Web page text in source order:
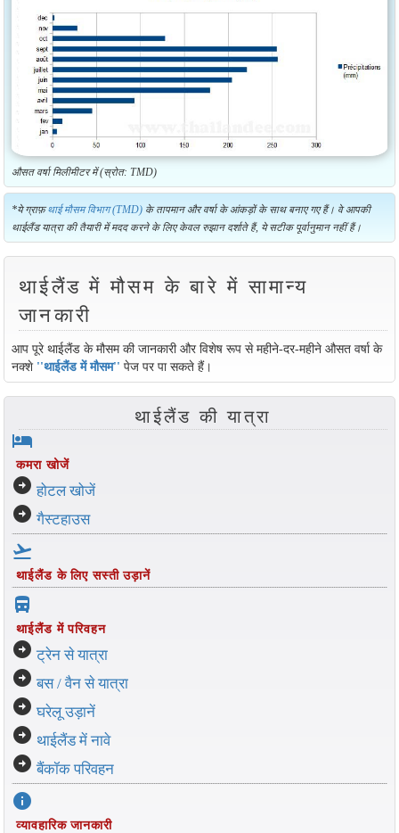
औसत वर्षा मिलीमीटर में (स्रोत: TMD)
*ये ग्राफ़थाई मौसम विभाग (TMD)के तापमान और वर्षा के आंकड़ों के साथ बनाए गए हैं। वे आपकी
थाईलैंड यात्रा की तैयारी में मदद करने के लिए केवल रुझान दर्शाते हैं, ये सटीक पूर्वानुमान नहीं हैं।
थाईलैंड में मौसम के बारे में सामान्य
जानकारी
आप पूरे थाईलैंड के मौसम की जानकारी और विशेष रूप से महीने-दर-महीने औसत वर्षा के
नक्शे ''थाईलैंड में मौसम'' पेज पर पा सकते हैं।
थाईलैंड की यात्रा
hotel
कमरा खोजें
arrow_circle_right होटल खोजें
arrow_circle_right गैस्टहाउस
flight_takeoff
थाईलैंड के लिए सस्ती उड़ानें
directions_bus_filled
थाईलैंड में परिवहन
arrow_circle_right ट्रेन से यात्रा
arrow_circle_right बस / वैन से यात्रा
arrow_circle_right घरेलू उड़ानें
arrow_circle_right थाईलैंड में नावे
arrow_circle_right बैंकॉक परिवहन
info
व्यावहारिक जानकारी